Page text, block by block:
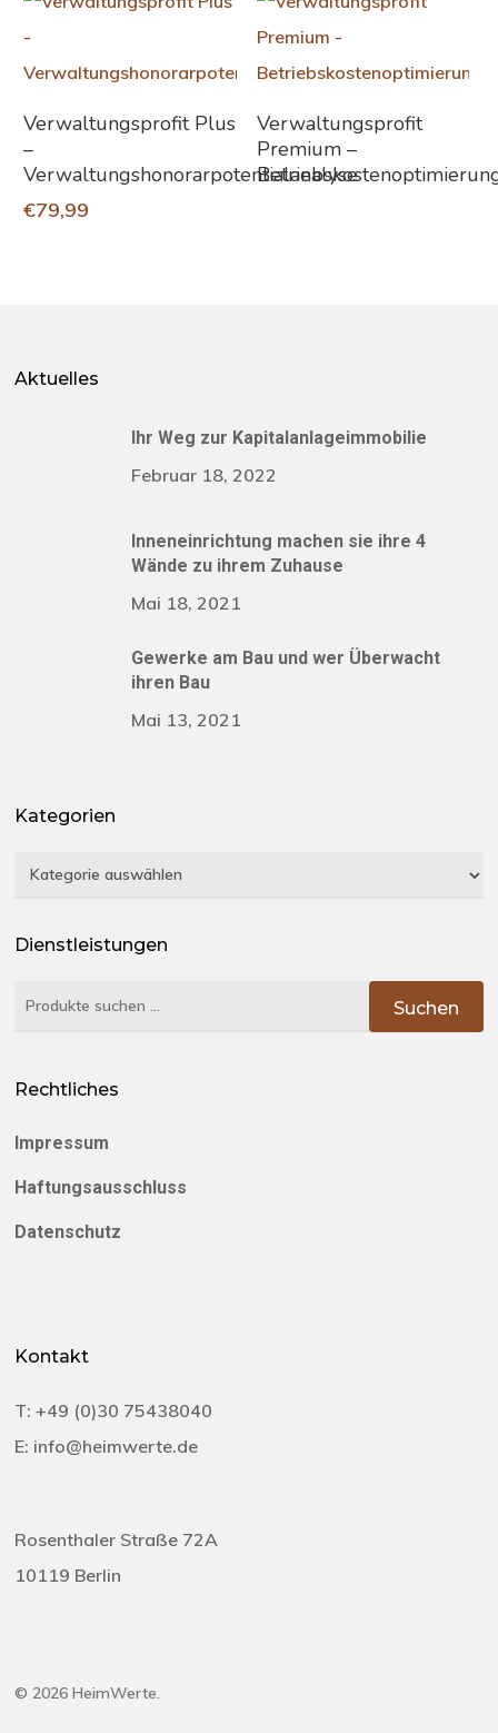
In Den Warenkorb
Verwaltungsprofit Plus
–
Verwaltungshonorarpotentialanalyse
€79,99
Weiterlesen
Verwaltungsprofit
Premium –
Aktuelles
Ihr Weg zur Kapitalanlageimmobilie
Februar 18, 2022
Inneneinrichtung machen sie ihre 4
Wände zu ihrem Zuhause
Mai 18, 2021
Gewerke am Bau und wer Überwacht
ihren Bau
Mai 13, 2021
Kategorien
Kategorien
Dienstleistungen
Suchen
Suchen
Rechtliches
Impressum
Haftungsausschluss
Datenschutz
Kontakt
T:+49 (0)30 75438040‬
E: info@heimwerte.de
Rosenthaler Straße 72A
10119 Berlin
© 2026 HeimWerte.